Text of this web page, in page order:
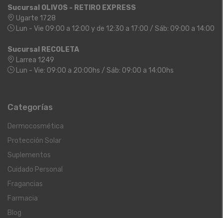
Sucursal OLIVOS - RETIRO EXPRESS
Ugarte 1728
Lun - Vie 09:00 a 12:00 y de 12:30 a 17:00 / Sáb: 09:00 a 14:00
Sucursal RECOLETA
Larrea 1249
Lun - Vie: 09:00 a 20:00hs / Sáb: 09:00 a 14:00hs
Categorías
Dermocosmética
Protección Solar
Suplementos
Cuidado Personal
Fragancias
Farmacia
Blog